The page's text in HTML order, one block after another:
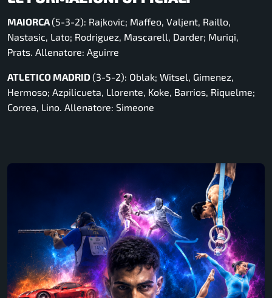
MAIORCA(5-3-2): Rajkovic; Maffeo, Valjent, Raillo,
Nastasic, Lato; Rodriguez, Mascarell, Darder; Muriqi,
Prats. Allenatore: Aguirre
ATLETICO MADRID(3-5-2): Oblak; Witsel, Gimenez,
Hermoso; Azpilicueta, Llorente, Koke, Barrios, Riquelme;
Correa, Lino. Allenatore: Simeone